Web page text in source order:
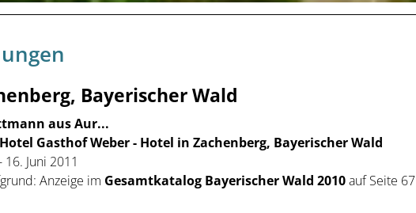
Bayerischer Wald
aus Aur...
Hotel Gasthof Weber - Hotel in Zachenberg, Bayerischer Wald
Juni 2011
Anzeige im Gesamtkatalog Bayerischer Wald 2010auf Seite 67